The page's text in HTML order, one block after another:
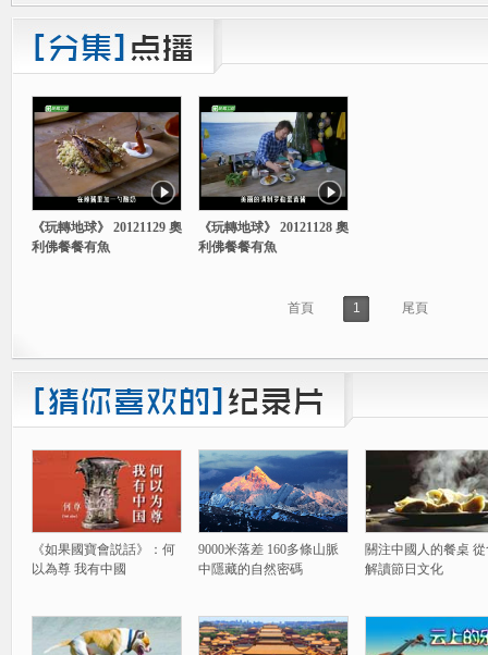
《玩轉地球》 20121129 奧
利佛餐餐有魚
《玩轉地球》 20121128 奧
利佛餐餐有魚
首頁 1 尾頁
《如果國寶會説話》：何
以為尊 我有中國
9000米落差 160多條山脈
中隱藏的自然密碼
關注中國人的餐桌
解讀節日文化